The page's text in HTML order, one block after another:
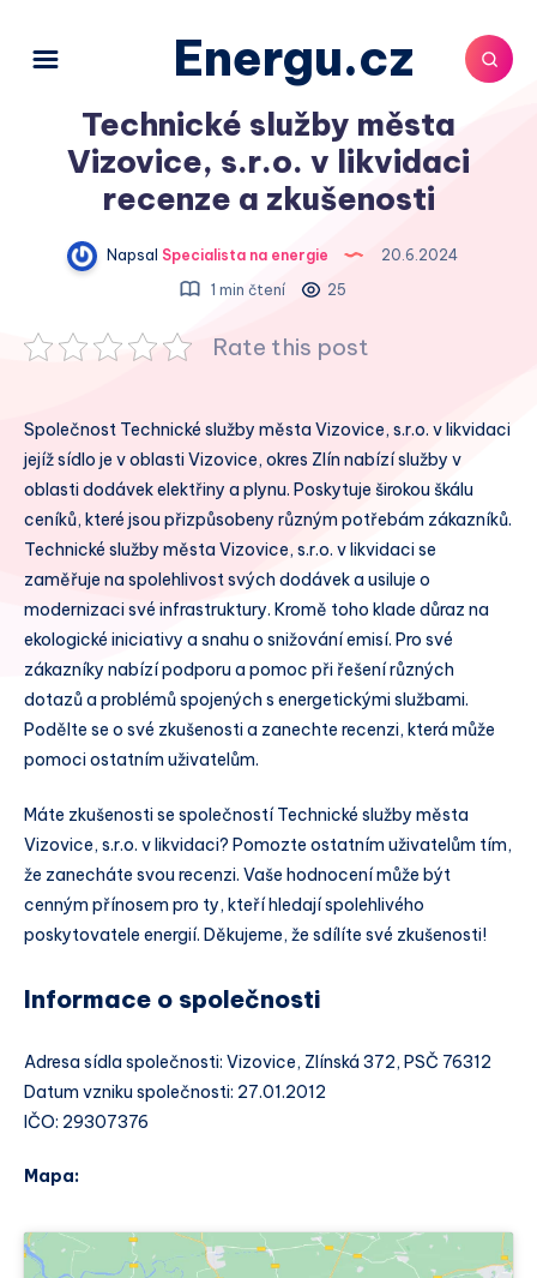
Energu.cz
Technické služby města
Vizovice, s.r.o. v likvidaci
recenze a zkušenosti
Napsal Specialista na energie
20.6.2024
1 min čtení
25
Rate this post
Společnost Technické služby města Vizovice, s.r.o. v likvidaci
jejíž sídlo je v oblasti Vizovice, okres Zlín nabízí služby v
oblasti dodávek elektřiny a plynu. Poskytuje širokou škálu
ceníků, které jsou přizpůsobeny různým potřebám zákazníků.
Technické služby města Vizovice, s.r.o. v likvidaci se
zaměřuje na spolehlivost svých dodávek a usiluje o
modernizaci své infrastruktury. Kromě toho klade důraz na
ekologické iniciativy a snahu o snižování emisí. Pro své
zákazníky nabízí podporu a pomoc při řešení různých
dotazů a problémů spojených s energetickými službami.
Podělte se o své zkušenosti a zanechte recenzi, která může
pomoci ostatním uživatelům.
Máte zkušenosti se společností Technické služby města
Vizovice, s.r.o. v likvidaci? Pomozte ostatním uživatelům tím,
že zanecháte svou recenzi. Vaše hodnocení může být
cenným přínosem pro ty, kteří hledají spolehlivého
poskytovatele energií. Děkujeme, že sdílíte své zkušenosti!
Informace o společnosti
Adresa sídla společnosti: Vizovice, Zlínská 372, PSČ 76312
Datum vzniku společnosti: 27.01.2012
IČO: 29307376
Mapa: